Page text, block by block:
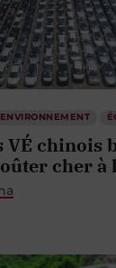
ENVIRONNEMENT
VÉ chinois
cher à